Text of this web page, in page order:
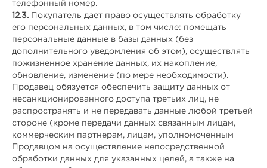
телефонный номер.
12.3. Покупатель дает право осуществлять обработку
его персональных данных, в том числе: помещать
персональные данные в базы данных (без
дополнительного уведомления об этом), осуществлять
пожизненное хранение данных, их накопление,
обновление, изменение (по мере необходимости).
Продавец обязуется обеспечить защиту данных от
несанкционированного доступа третьих лиц, не
распространять и не передавать данные любой третьей
стороне (кроме передачи данных связанным лицам,
коммерческим партнерам, лицам, уполномоченным
Продавцом на осуществление непосредственной
обработки данных для указанных целей, а также на